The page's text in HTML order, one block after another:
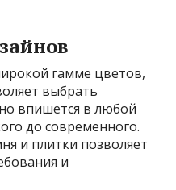
гамме цветов,
выбрать
впишется в любой
до современного.
и плитки позволяет
и